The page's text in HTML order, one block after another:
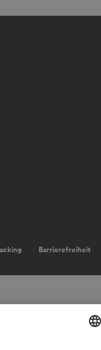
Barrierefreiheit